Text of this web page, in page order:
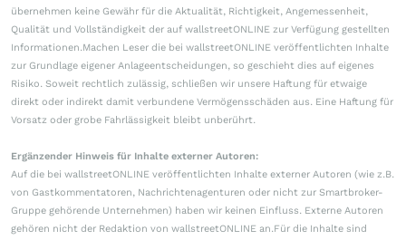
übernehmen keine Gewähr für die Aktualität, Richtigkeit, Angemessenheit,
Qualität und Vollständigkeit der auf wallstreetONLINE zur Verfügung gestellten
Informationen.Machen Leser die bei wallstreetONLINE veröffentlichten Inhalte
zur Grundlage eigener Anlageentscheidungen, so geschieht dies auf eigenes
Risiko. Soweit rechtlich zulässig, schließen wir unsere Haftung für etwaige
direkt oder indirekt damit verbundene Vermögensschäden aus. Eine Haftung für
Vorsatz oder grobe Fahrlässigkeit bleibt unberührt.
Ergänzender Hinweis für Inhalte externer Autoren:
Auf die bei wallstreetONLINE veröffentlichten Inhalte externer Autoren (wie z.B.
von Gastkommentatoren, Nachrichtenagenturen oder nicht zur Smartbroker-
Gruppe gehörende Unternehmen) haben wir keinen Einfluss. Externe Autoren
gehören nicht der Redaktion von wallstreetONLINE an.Für die Inhalte sind